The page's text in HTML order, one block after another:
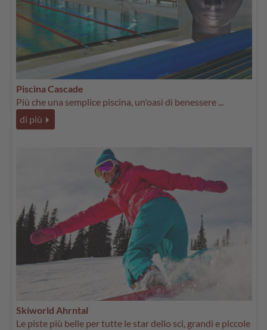
Piscina Cascade
Più che una semplice piscina, un'oasi di benessere ...
di più
Skiworld Ahrntal
Le piste più belle per tutte le star dello sci, grandi e piccole